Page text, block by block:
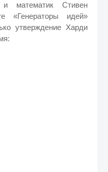
и математик Стивен
«Генераторы идей»
утверждение Харди